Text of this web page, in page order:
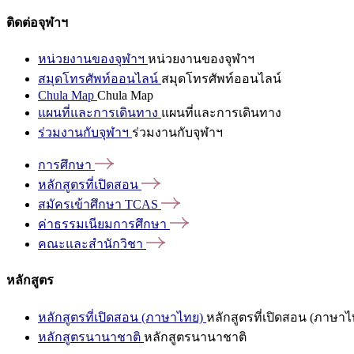
ติดต่อจุฬาฯ
หน่วยงานของจุฬาฯ หน่วยงานของจุฬาฯ
สมุดโทรศัพท์ออนไลน์ สมุดโทรศัพท์ออนไลน์
Chula Map Chula Map
แผนที่และการเดินทาง แผนที่และการเดินทาง
ร่วมงานกับจุฬาฯ ร่วมงานกับจุฬาฯ
การศึกษา
หลักสูตรที่เปิดสอน
สมัครเข้าศึกษา TCAS
ค่าธรรมเนียมการศึกษา
คณะและสำนักวิชา
หลักสูตร
หลักสูตรที่เปิดสอน (ภาษาไทย) หลักสูตรที่เปิดสอน (ภาษาไ
หลักสูตรนานาชาติ หลักสูตรนานาชาติ